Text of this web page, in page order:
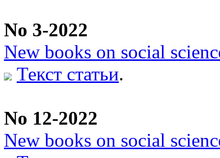
No 3-2022
New books on social
Текст статьи.
No 12-2022
New books on social